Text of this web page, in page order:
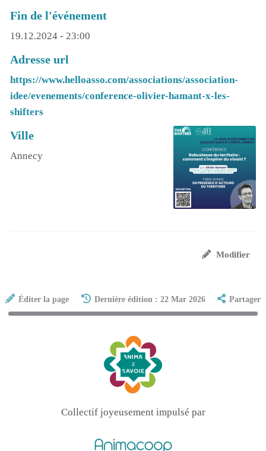
Fin de l'événement
19.12.2024 - 23:00
Adresse url
https://www.helloasso.com/associations/association-
idee/evenements/conference-olivier-hamant-x-les-
shifters
Ville
Annecy
Modifier
Éditer la page Dernière édition : 22 Mar 2026 Partager
Collectif joyeusement impulsé par